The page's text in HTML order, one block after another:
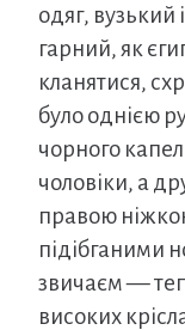
одяг, вузький
гарний, як
кланятися,
було однією
чорного
чоловіки, а
правою
підібганими
звичаєм —
високих